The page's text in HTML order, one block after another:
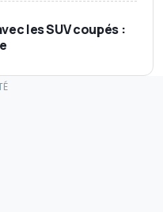
les SUV coupés :